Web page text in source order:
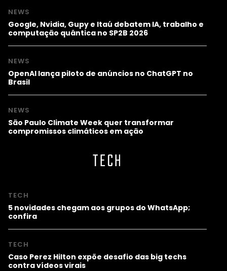
NEWS
Google, Nvidia, Gupy e Itaú debatem IA, trabalho e
computação quântica no SP2B 2026
NEWS
OpenAI lança piloto de anúncios no ChatGPT no
Brasil
NEWS
São Paulo Climate Week quer transformar
compromissos climáticos em ação
TECH
TECH
5 novidades chegam aos grupos do WhatsApp;
confira
TECH
Caso Perez Hilton expõe desafio das big techs
contra vídeos virais